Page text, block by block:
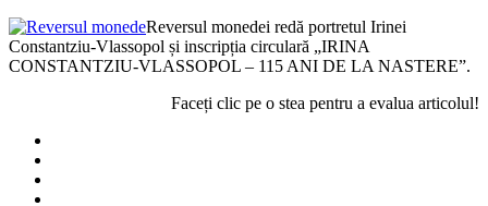
Reversul monedei redă portretul Irinei
Constantziu-Vlassopol și inscripția circulară „IRINA
CONSTANTZIU-VLASSOPOL – 115 ANI DE LA NASTERE”.
Faceți clic pe o stea pentru a evalua articolul!